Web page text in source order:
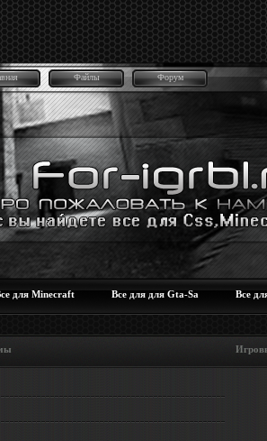
Файлы Форум
для Minecraft Все для для Gta-Sa Все
темы Игровые